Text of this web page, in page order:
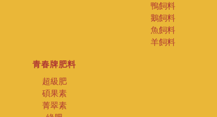
鴨飼料
鵝飼料
魚飼料
羊飼料
青春牌肥料
超級肥
碩果素
菁翠素